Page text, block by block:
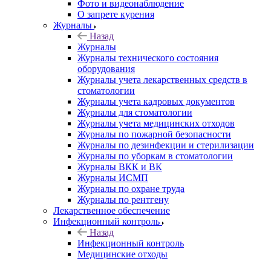
Фото и видеонаблюдение
О запрете курения
Журналы
Назад
Журналы
Журналы технического состояния
оборудования
Журналы учета лекарственных средств в
стоматологии
Журналы учета кадровых документов
Журналы для стоматологии
Журналы учета медицинских отходов
Журналы по пожарной безопасности
Журналы по дезинфекции и стерилизации
Журналы по уборкам в стоматологии
Журналы ВКК и ВК
Журналы ИСМП
Журналы по охране труда
Журналы по рентгену
Лекарственное обеспечение
Инфекционный контроль
Назад
Инфекционный контроль
Медицинские отходы